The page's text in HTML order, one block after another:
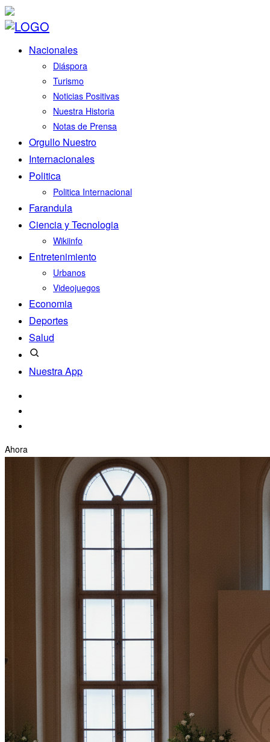
Nacionales
Diáspora
Turismo
Noticias Positivas
Nuestra Historia
Notas de Prensa
Orgullo Nuestro
Internacionales
Politica
Politica Internacional
Farandula
Ciencia y Tecnologia
Wikiinfo
Entretenimiento
Urbanos
Videojuegos
Economia
Deportes
Salud
Nuestra App
Ahora